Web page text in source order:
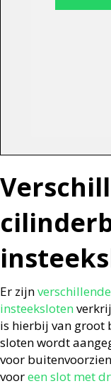
Er zijn
insteeksloten
is hierbij van groot
sloten wordt
voor
vooreen slot met